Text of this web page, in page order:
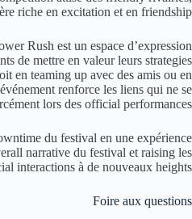
riche en excitation et en friendship.
Rush est un espace d’expression
de mettre en valeur leurs strategies
en teaming up avec des amis ou en
renforce les liens qui ne se
lors des official performances.
du festival en une expérience
narrative du festival et raising les
interactions à de nouveaux heights.
Foire aux questions